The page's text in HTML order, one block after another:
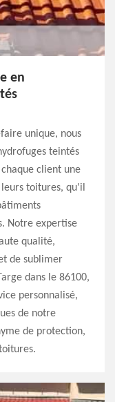
en
unique, nous
teintés
client une
toitures, qu'il
Notre expertise
qualité,
de sublimer
dans le 86100,
personnalisé,
de notre
de protection,